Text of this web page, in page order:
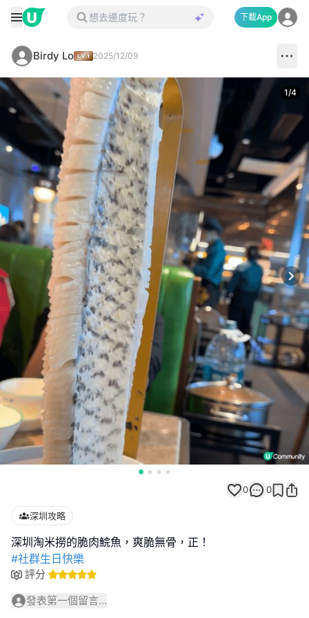
下載App
Birdy Lo 2025/12/09
1/4
0 0
深圳攻略
#社群生日快樂
評分
發表第一個留言...